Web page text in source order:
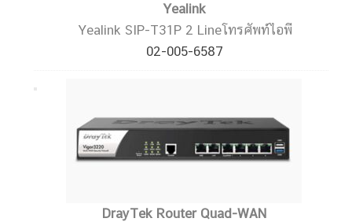
Yealink
Yealink SIP-T31P 2 Lineโทรศัพท์ไอพี
02-005-6587
DrayTek Router Quad-WAN